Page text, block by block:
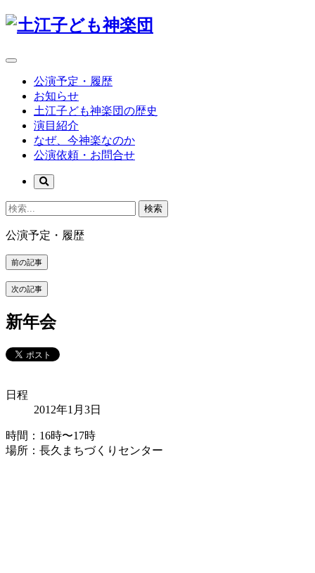
公演予定・履歴
お知らせ
土江子ども神楽団の歴史
演目紹介
なぜ、今神楽なのか
公演依頼・お問合せ
検索
公演予定・履歴
前の記事
次の記事
新年会
日程
2012年1月3日
時間：16時〜17時
場所：長久まちづくりセンター